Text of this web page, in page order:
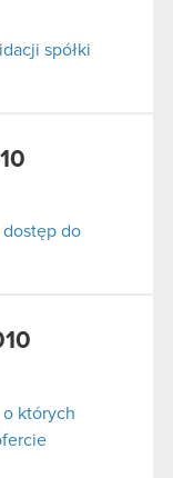
spółki
dostęp do
których